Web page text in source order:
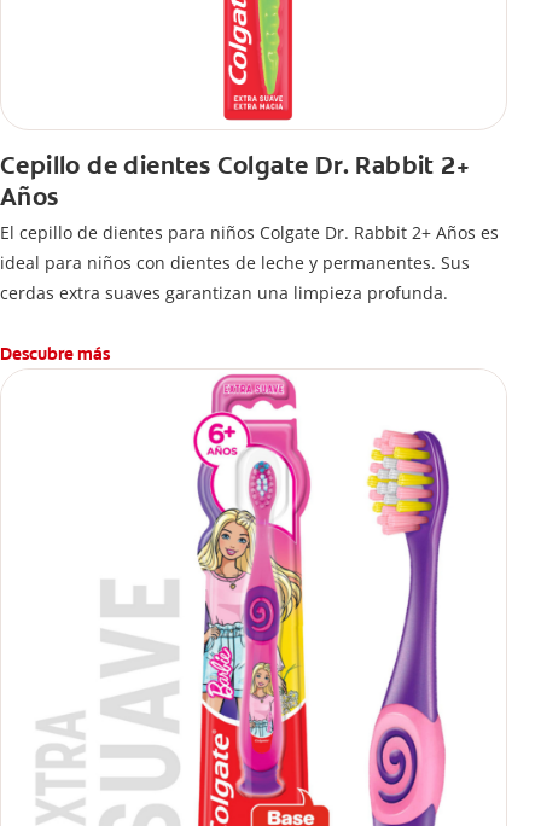
Cepillo de dientes Colgate Dr. Rabbit 2+
Años
El cepillo de dientes para niños Colgate Dr. Rabbit 2+ Años es
ideal para niños con dientes de leche y permanentes. Sus
cerdas extra suaves garantizan una limpieza profunda.
Descubre más